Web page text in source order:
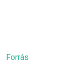
Forrás